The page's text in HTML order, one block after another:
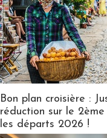
Bon plan croisière :
réduction sur le
les départs 2026 !